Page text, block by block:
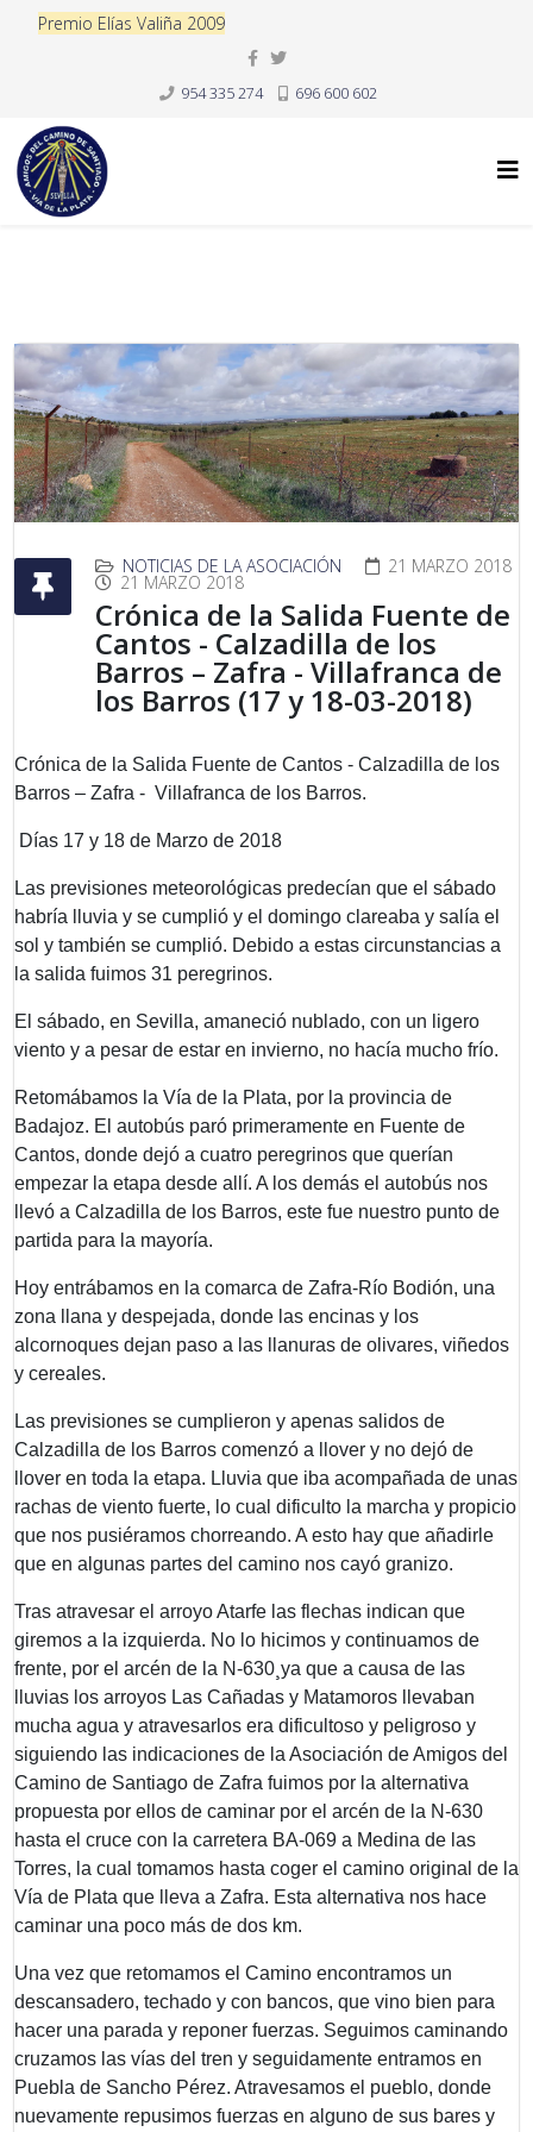
Premio Elías Valiña 2009
954 335 274 696 600 602
NOTICIAS DE LA ASOCIACIÓN 21 MARZO 2018
21 MARZO 2018
Crónica de la Salida Fuente de
Cantos - Calzadilla de los
Barros – Zafra - Villafranca de
los Barros (17 y 18-03-2018)
Crónica de la Salida Fuente de Cantos - Calzadilla de los
Barros – Zafra - Villafranca de los Barros.
Días 17 y 18 de Marzo de 2018
Las previsiones meteorológicas predecían que el sábado
habría lluvia y se cumplió y el domingo clareaba y salía el
sol y también se cumplió. Debido a estas circunstancias a
la salida fuimos 31 peregrinos.
El sábado, en Sevilla, amaneció nublado, con un ligero
viento y a pesar de estar en invierno, no hacía mucho frío.
Retomábamos la Vía de la Plata, por la provincia de
Badajoz. El autobús paró primeramente en Fuente de
Cantos, donde dejó a cuatro peregrinos que querían
empezar la etapa desde allí. A los demás el autobús nos
llevó a Calzadilla de los Barros, este fue nuestro punto de
partida para la mayoría.
Hoy entrábamos en la comarca de Zafra-Río Bodión, una
zona llana y despejada, donde las encinas y los
alcornoques dejan paso a las llanuras de olivares, viñedos
y cereales.
Las previsiones se cumplieron y apenas salidos de
Calzadilla de los Barros comenzó a llover y no dejó de
llover en toda la etapa. Lluvia que iba acompañada de unas
rachas de viento fuerte, lo cual dificulto la marcha y propicio
que nos pusiéramos chorreando. A esto hay que añadirle
que en algunas partes del camino nos cayó granizo.
Tras atravesar el arroyo Atarfe las flechas indican que
giremos a la izquierda. No lo hicimos y continuamos de
frente, por el arcén de la N-630¸ya que a causa de las
lluvias los arroyos Las Cañadas y Matamoros llevaban
mucha agua y atravesarlos era dificultoso y peligroso y
siguiendo las indicaciones de la Asociación de Amigos del
Camino de Santiago de Zafra fuimos por la alternativa
propuesta por ellos de caminar por el arcén de la N-630
hasta el cruce con la carretera BA-069 a Medina de las
Torres, la cual tomamos hasta coger el camino original de la
Vía de Plata que lleva a Zafra. Esta alternativa nos hace
caminar una poco más de dos km.
Una vez que retomamos el Camino encontramos un
descansadero, techado y con bancos, que vino bien para
hacer una parada y reponer fuerzas. Seguimos caminando
cruzamos las vías del tren y seguidamente entramos en
Puebla de Sancho Pérez. Atravesamos el pueblo, donde
nuevamente repusimos fuerzas en alguno de sus bares y